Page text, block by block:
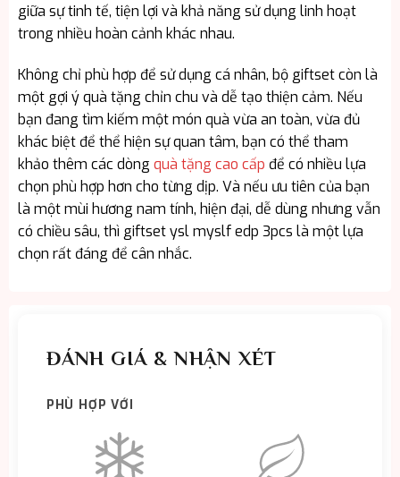
giữa sự tinh tế, tiện lợi và khả năng sử dụng linh hoạt
trong nhiều hoàn cảnh khác nhau.
Không chỉ phù hợp để sử dụng cá nhân, bộ giftset còn là
một gợi ý quà tặng chỉn chu và dễ tạo thiện cảm. Nếu
bạn đang tìm kiếm một món quà vừa an toàn, vừa đủ
khác biệt để thể hiện sự quan tâm, bạn có thể tham
khảo thêm các dòng quà tặng cao cấp để có nhiều lựa
chọn phù hợp hơn cho từng dịp. Và nếu ưu tiên của bạn
là một mùi hương nam tính, hiện đại, dễ dùng nhưng vẫn
có chiều sâu, thì giftset ysl myslf edp 3pcs là một lựa
chọn rất đáng để cân nhắc.
ĐÁNH GIÁ & NHẬN XÉT
PHÙ HỢP VỚI